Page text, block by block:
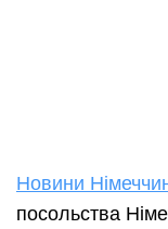
Новини
посольства